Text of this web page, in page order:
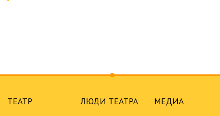
ТЕАТР ЛЮДИ ТЕАТРА МЕДИА